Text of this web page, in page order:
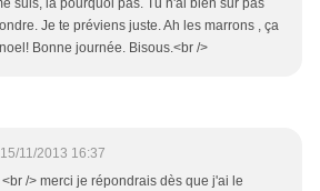
suis, là pourquoi pas. Tu n'ai bien sur pas
Je te préviens juste. Ah les marrons , ça
Bonne journée. Bisous.<br />
15/11/2013 16:37
<br /> merci je répondrais dès que j'ai le